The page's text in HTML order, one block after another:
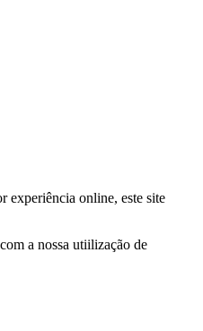
experiência online, este site
a nossa utiilização de